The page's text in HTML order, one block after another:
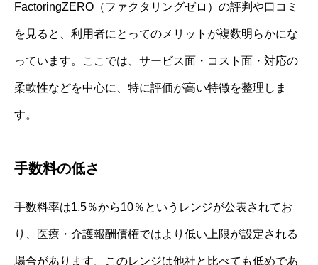
FactoringZERO（ファクタリングゼロ）の評判や口コミ
を見ると、利用者にとってのメリットが複数明らかにな
っています。ここでは、サービス面・コスト面・対応の
柔軟性などを中心に、特に評価が高い特徴を整理しま
す。
手数料の低さ
手数料率は1.5％から10％というレンジが公表されてお
り、医療・介護報酬債権ではより低い上限が設定される
場合があります。このレンジは他社と比べても低めであ